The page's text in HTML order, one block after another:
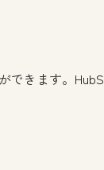
きます。